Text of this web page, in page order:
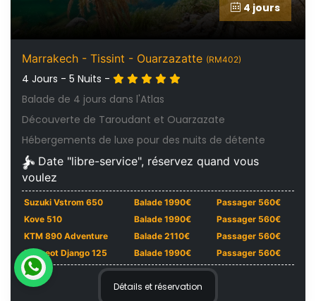
4 jours
Marrakech - Tissint - Ouarzazatte (RM402)
4 Jours - 5 Nuits -
Balade de 4 jours dans l'Atlas
Découverte de Taroudant et Ouarzazate
Hébergements de luxe pour des nuits de détente
Date "libre-service", réservez quand vous
voulez
Suzuki Vstrom 650 Balade 1990€
Passager 560€
Kove 510
Balade 1990€
Passager 560€
KTM 890 Adventure
Balade 2110€
Passager 560€
Peugeot Django 125
Balade 1990€ Passager 560€
Détails et réservation